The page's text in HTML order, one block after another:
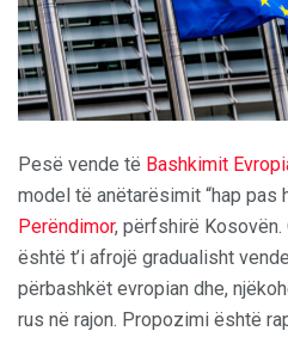
Pesë vende të Bashkimit
model të anëtarësimit “hap pas
Perëndimor, përfshirë
është t’i afrojë gradualisht
përbashkët evropian dhe,
rus në rajon. Propozimi është